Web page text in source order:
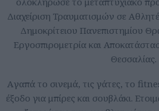
Διαχείριση Τραυματισμών σε
Δημοκρίτειου Πανεπιστημίου
Εργοσπιρομετρία και
Θεσσαλίας.
Aγαπά το σινεμά, τις γάτες, το
έξοδο για μπίρες και σουβλάκι.